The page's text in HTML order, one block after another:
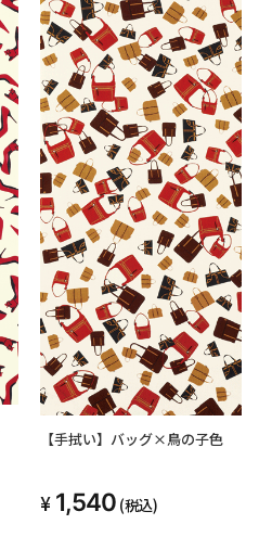
【手拭い】バッグ×鳥の子色
1,540 (税込)